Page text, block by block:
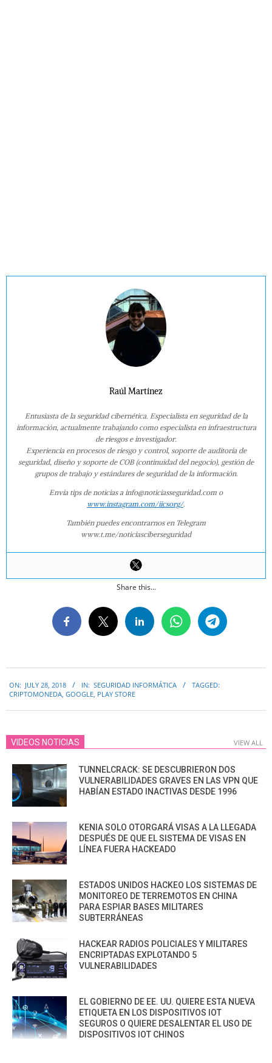
Raúl Martínez
Entusiasta de la seguridad cibernética. Especialista en seguridad de la
información, actualmente trabajando como especialista en infraestructura
de riesgos e investigador.
Experiencia en procesos de riesgo y control, soporte de auditoría de
seguridad, diseño y soporte de COB (continuidad del negocio), gestión de
grupos de trabajo y estándares de seguridad de la información.
Envía tips de noticias a info@noticiasseguridad.com o
www.instagram.com/iicsorg/.
También puedes encontrarnos en Telegram
www.t.me/noticiasciberseguridad
Share this...
07-
ON: JULY 28, 2018 IN: SEGURIDAD INFORMÁTICA
TAGGED:
CRIPTOMONEDA GOOGLE PLAY STORE
VIDEOS NOTICIAS VIEW ALL
TUNNELCRACK: SE DESCUBRIERON DOS
VULNERABILIDADES GRAVES EN LAS VPN QUE
HABÍAN ESTADO INACTIVAS DESDE 1996
KENIA SOLO OTORGARÁ VISAS A LA LLEGADA
DESPUÉS DE QUE EL SISTEMA DE VISAS EN
LÍNEA FUERA HACKEADO
ESTADOS UNIDOS HACKEO LOS SISTEMAS DE
MONITOREO DE TERREMOTOS EN CHINA
PARA ESPIAR BASES MILITARES
SUBTERRÁNEAS
HACKEAR RADIOS POLICIALES Y MILITARES
ENCRIPTADAS EXPLOTANDO 5
VULNERABILIDADES
EL GOBIERNO DE EE. UU. QUIERE ESTA NUEVA
ETIQUETA EN LOS DISPOSITIVOS IOT
SEGUROS O QUIERE DESALENTAR EL USO DE
DISPOSITIVOS IOT CHINOS